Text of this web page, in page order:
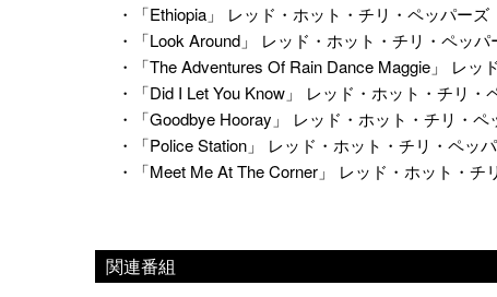
・「Ethiopia」 レッド・ホット・チリ・ペッパーズ
・「Look Around」 レッド・ホット・チリ・ペッパ
・「The Adventures Of Rain Dance Maggie」 レ
・「Did I Let You Know」 レッド・ホット・チリ・
・「Goodbye Hooray」 レッド・ホット・チリ・ペ
・「Police Station」 レッド・ホット・チリ・ペッ
・「Meet Me At The Corner」 レッド・ホット・チ
関連番組